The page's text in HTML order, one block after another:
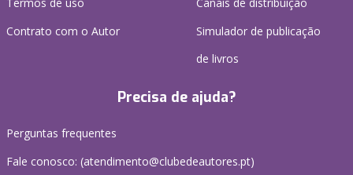
Termos de uso
Contrato com o Autor
Canais de distribuição
Simulador de publicação
de livros
Precisa de ajuda?
Perguntas frequentes
Fale conosco: (atendimento@clubedeautores.pt)